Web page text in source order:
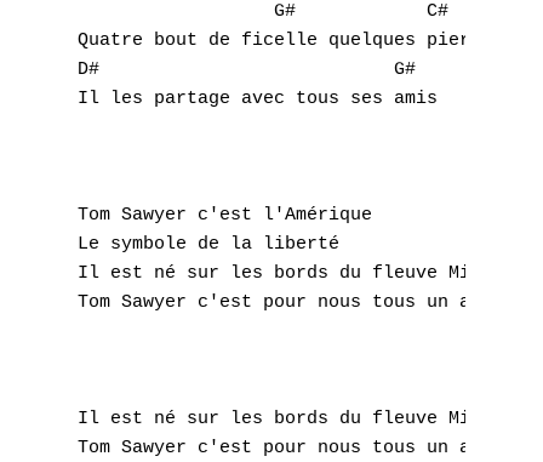
                  G#            C#
Quatre bout de ficelle quelques pierres et
D#                           G#
Il les partage avec tous ses amis
Tom Sawyer c'est l'Amérique
Le symbole de la liberté
Il est né sur les bords du fleuve
Tom Sawyer c'est pour nous tous un ami
Il est né sur les bords du fleuve
S
T
V